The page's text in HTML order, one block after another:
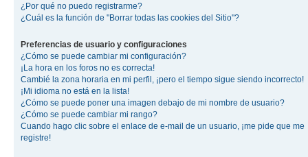
¿Por qué no puedo registrarme?
¿Cuál es la función de "Borrar todas las cookies del Sitio"?
Preferencias de usuario y configuraciones
¿Cómo se puede cambiar mi configuración?
¡La hora en los foros no es correcta!
Cambié la zona horaria en mi perfil, ¡pero el tiempo sigue siendo incorrecto!
¡Mi idioma no está en la lista!
¿Cómo se puede poner una imagen debajo de mi nombre de usuario?
¿Cómo se puede cambiar mi rango?
Cuando hago clic sobre el enlace de e-mail de un usuario, ¡me pide que me
registre!